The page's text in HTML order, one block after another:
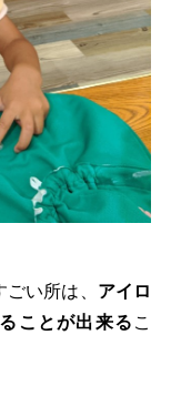
い所は、 アイロ
ことが出来る こ